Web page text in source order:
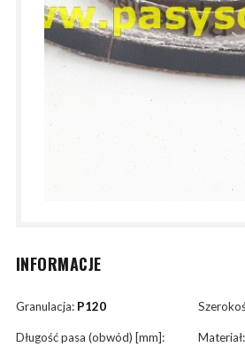
INFORMACJE
Granulacja: P120
Długość pasa (obwód) [mm]:
Materiał: